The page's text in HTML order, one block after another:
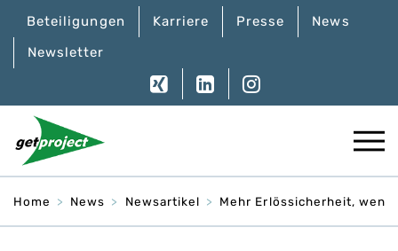
Beteiligungen Karriere Presse
News
Newsletter
Home News Newsartikel Mehr Erlössicherheit,